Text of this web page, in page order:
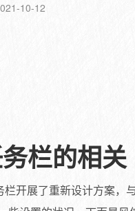
10-12
栏的相关
开展了重新设计方案，